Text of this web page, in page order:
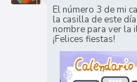
El número 3 de mi
la casilla de este día
nombre para ver la
¡Felices fiestas!